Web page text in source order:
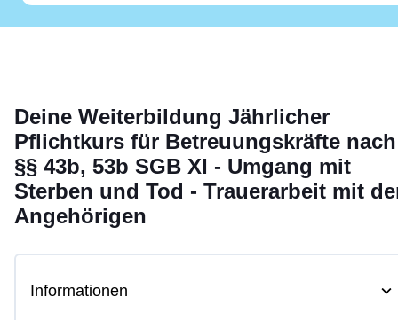
Deine Weiterbildung Jährlicher
Pflichtkurs für Betreuungskräfte nach
§§ 43b, 53b SGB XI - Umgang mit
Sterben und Tod - Trauerarbeit mit
Angehörigen
Informationen